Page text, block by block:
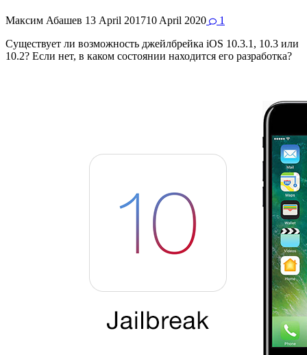
Максим Абашев 13 April 201710 April 2020
1
Существует ли возможность джейлбрейка iOS 10.3.1, 10.3 или
10.2? Если нет, в каком состоянии находится его разработка?